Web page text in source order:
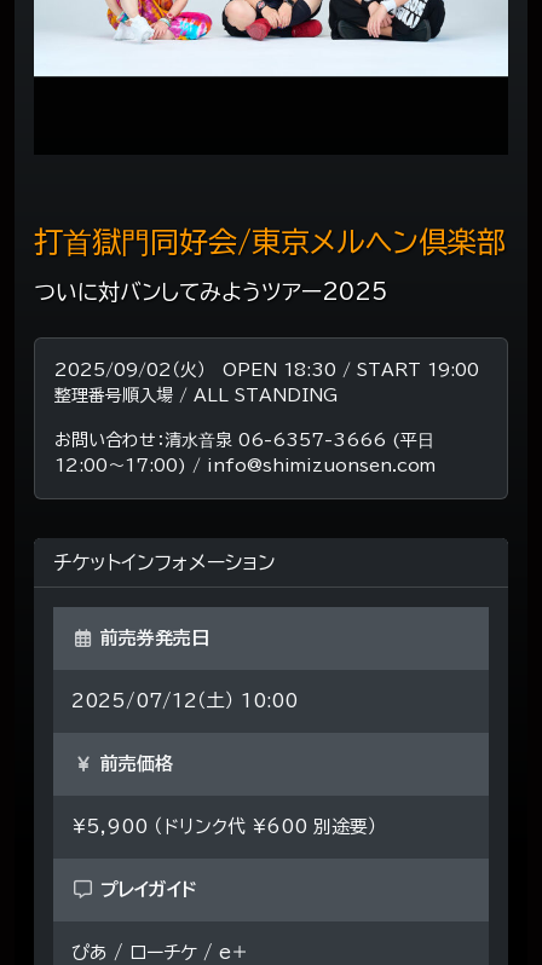
ついに対バンしてみようツアー2025
打⾸獄⾨同好会/東京メルヘン倶楽部
2025/09/02（火） OPEN 18:30 / START 19:00
整理番号順入場 / ALL STANDING
お問い合わせ：清⽔⾳泉 06-6357-3666 (平⽇
12:00〜17:00) / info@shimizuonsen.com
チケットインフォメーション
前売券発売日
2025/07/12（土） 10:00
前売価格
¥5,900 （ドリンク代 ¥600 別途要）
プレイガイド
ぴあ / ローチケ / e＋